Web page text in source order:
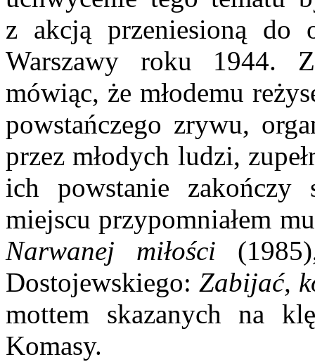
z akcją przeniesioną do
Warszawy roku 1944.
mówiąc, że młodemu
powstańczego zrywu,
przez młodych ludzi,
ich powstanie
miejscu przypomniałem
Narwanej miłości
Dostojewskiego: Zabijać,
mottem skazanych na
Komasy.